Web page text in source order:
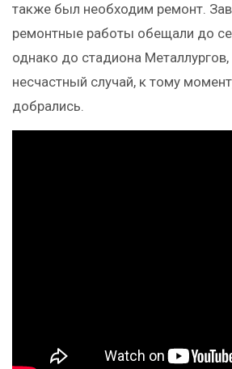
также был необходим ремонт.
ремонтные работы обещали до
однако до стадиона
несчастный случай, к тому
добрались.